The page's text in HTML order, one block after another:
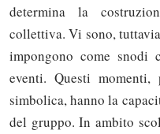
determina la
collettiva. Vi sono,
impongono come
eventi. Questi
simbolica, hanno la
del gruppo. In ambito